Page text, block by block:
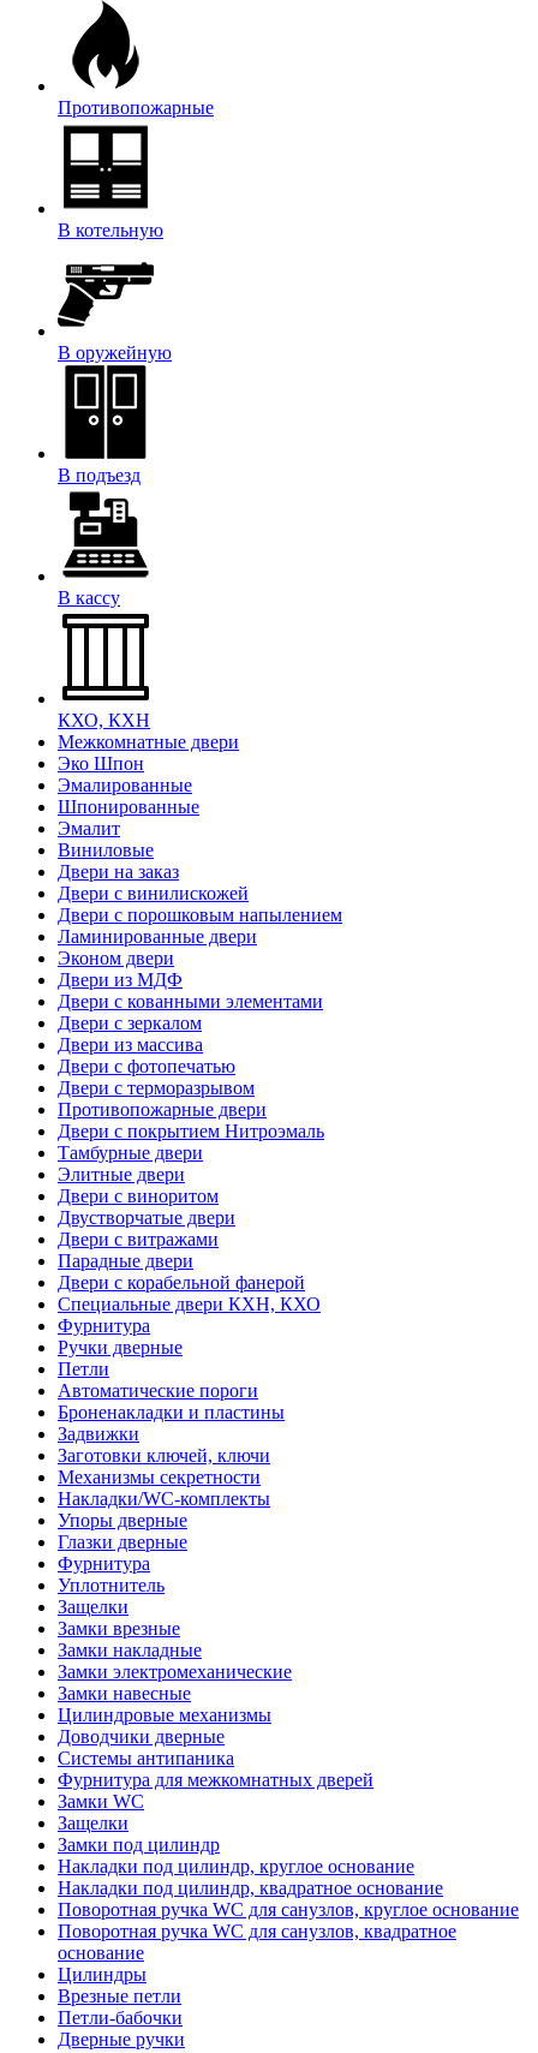
Противопожарные
В котельную
В оружейную
В подъезд
В кассу
КХО, КХН
Межкомнатные двери
Эко Шпон
Эмалированные
Шпонированные
Эмалит
Виниловые
Двери на заказ
Двери с винилискожей
Двери с порошковым напылением
Ламинированные двери
Эконом двери
Двери из МДФ
Двери с кованными элементами
Двери с зеркалом
Двери из массива
Двери с фотопечатью
Двери с терморазрывом
Противопожарные двери
Двери с покрытием Нитроэмаль
Тамбурные двери
Элитные двери
Двери с виноритом
Двустворчатые двери
Двери с витражами
Парадные двери
Двери с корабельной фанерой
Специальные двери КХН, КХО
Фурнитура
Ручки дверные
Петли
Автоматические пороги
Броненакладки и пластины
Задвижки
Заготовки ключей, ключи
Механизмы секретности
Накладки/WC-комплекты
Упоры дверные
Глазки дверные
Фурнитура
Уплотнитель
Защелки
Замки врезные
Замки накладные
Замки электромеханические
Замки навесные
Цилиндровые механизмы
Доводчики дверные
Системы антипаника
Фурнитура для межкомнатных дверей
Замки WC
Защелки
Замки под цилиндр
Накладки под цилиндр, круглое основание
Накладки под цилиндр, квадратное основание
Поворотная ручка WC для санузлов, круглое основание
Поворотная ручка WC для санузлов, квадратное
основание
Цилиндры
Врезные петли
Петли-бабочки
Дверные ручки